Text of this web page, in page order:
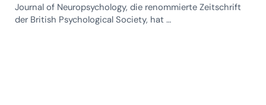
Journal of Neuropsychology, die renommierte Zeitschrift
der British Psychological Society, hat …